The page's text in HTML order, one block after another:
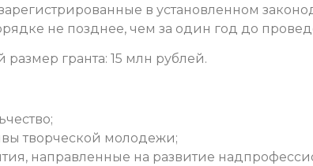
в установленном
не позднее, чем за один год до
гранта: 15 млн рублей.
творческой молодежи;
направленные на развитие